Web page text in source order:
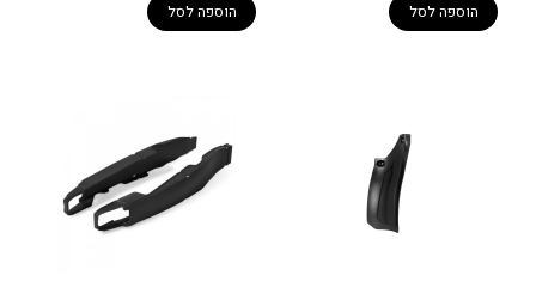
הוספה לסל הוספה לסל